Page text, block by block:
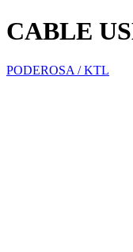
CABLE
PODEROSA / KTL